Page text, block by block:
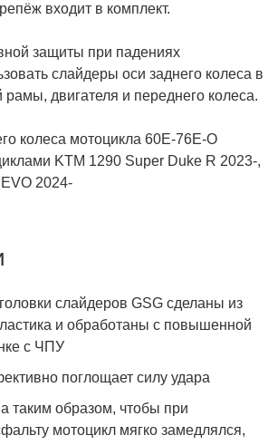
входит в комплект.
защиты при падениях
слайдеры оси заднего колеса в
рамы, двигателя и переднего колеса.
колеса мотоцикла 60E-76E-O
KTM 1290 Super Duke R 2023-,
2024-
слайдеров GSG сделаны из
и обработаны с повышенной
с ЧПУ
поглощает силу удара
таким образом, чтобы при
мотоцикл мягко замедлялся,